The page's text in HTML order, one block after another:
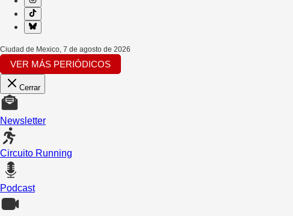
Ciudad de Mexico, 7 de agosto de 2026
VER MÁS PERIÓDICOS
Cerrar
Newsletter
Circuito Running
Podcast